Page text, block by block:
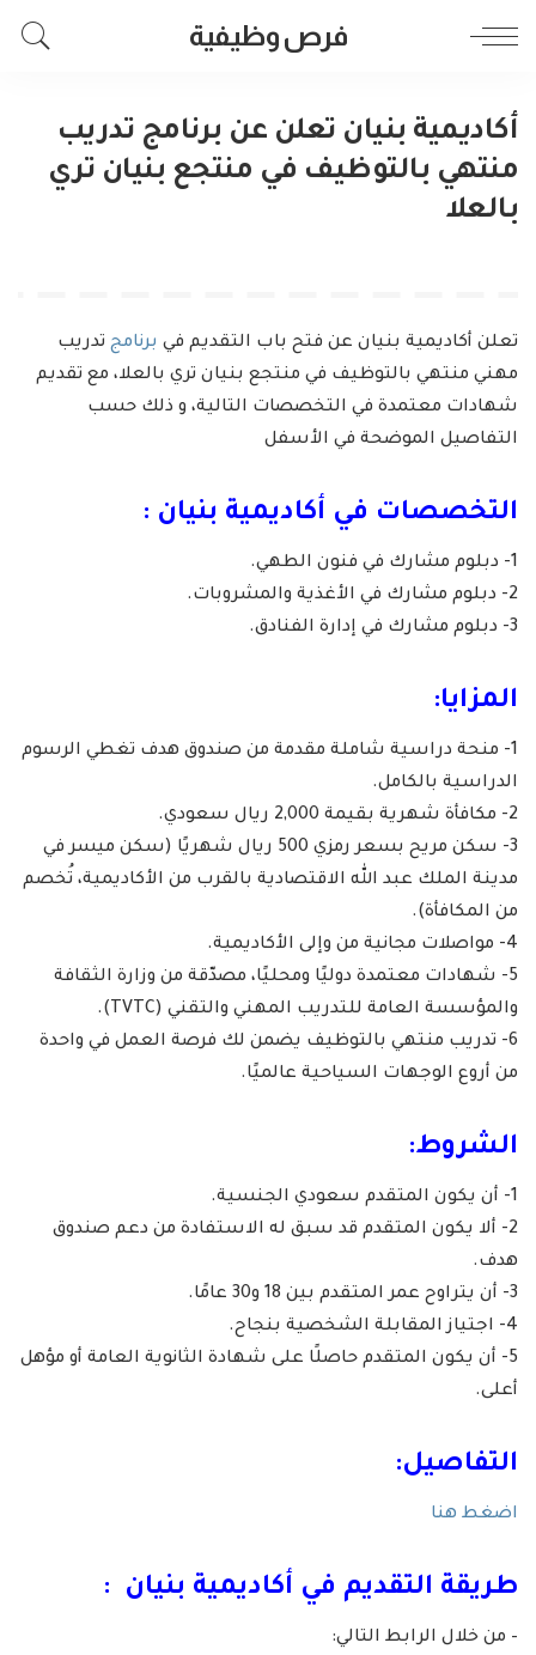
فرص وظيفية
أكاديمية بنيان تعلن عن برنامج تدريب
منتهي بالتوظيف في منتجع بنيان تري
بالعلا
تعلن أكاديمية بنيان عن فتح باب التقديم في برنامج تدريب
مهني منتهي بالتوظيف في منتجع بنيان تري بالعلا، مع تقديم
شهادات معتمدة في التخصصات التالية، و ذلك حسب
التفاصيل الموضحة في الأسفل
التخصصات في أكاديمية بنيان :
1- دبلوم مشارك في فنون الطهي.
2- دبلوم مشارك في الأغذية والمشروبات.
3- دبلوم مشارك في إدارة الفنادق.
المزايا:
1- منحة دراسية شاملة مقدمة من صندوق هدف تغطي الرسوم
الدراسية بالكامل.
2- مكافأة شهرية بقيمة 2,000 ريال سعودي.
3- سكن مريح بسعر رمزي 500 ريال شهريًا (سكن ميسر في
مدينة الملك عبد الله الاقتصادية بالقرب من الأكاديمية، تُخصم
من المكافأة).
4- مواصلات مجانية من وإلى الأكاديمية.
5- شهادات معتمدة دوليًا ومحليًا، مصدّقة من وزارة الثقافة
والمؤسسة العامة للتدريب المهني والتقني (TVTC).
6- تدريب منتهي بالتوظيف يضمن لك فرصة العمل في واحدة
من أروع الوجهات السياحية عالميًا.
الشروط:
1- أن يكون المتقدم سعودي الجنسية.
2- ألا يكون المتقدم قد سبق له الاستفادة من دعم صندوق
هدف.
3- أن يتراوح عمر المتقدم بين 18 و30 عامًا.
4- اجتياز المقابلة الشخصية بنجاح.
5- أن يكون المتقدم حاصلًا على شهادة الثانوية العامة أو مؤهل
أعلى.
التفاصيل:
اضغط هنا
طريقة التقديم في أكاديمية بنيان :
– من خلال الرابط التالي: